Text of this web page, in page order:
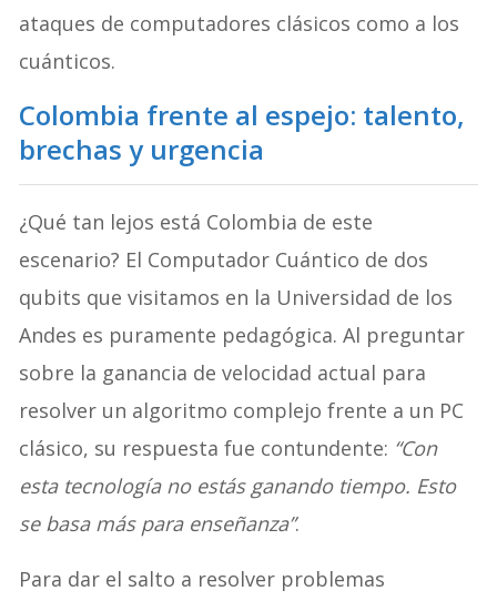
ataques de computadores clásicos como a los
cuánticos.
Colombia frente al espejo: talento,
brechas y urgencia
¿Qué tan lejos está Colombia de este
escenario? El Computador Cuántico de dos
qubits que visitamos en la Universidad de los
Andes es puramente pedagógica. Al preguntar
sobre la ganancia de velocidad actual para
resolver un algoritmo complejo frente a un PC
clásico, su respuesta fue contundente: “Con
esta tecnología no estás ganando tiempo. Esto
se basa más para enseñanza”.
Para dar el salto a resolver problemas